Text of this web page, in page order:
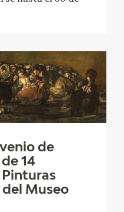
de
14
Pinturas
del Museo